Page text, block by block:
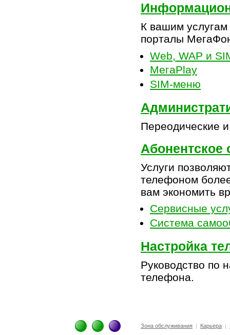
К вашим
порталы
Web, WAP и
МегаPlay
SIM-меню
Переодические
Абонентское
Услуги
телефоном
вам экономить
Сервисные
Система
Настройка
Руководство по
телефона.
Зона обслуживания| Карьера|